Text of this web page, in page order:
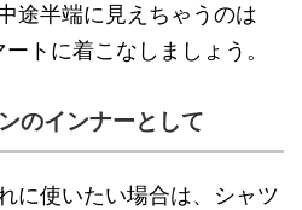
途半端に見えちゃうのは
トに着こなしましょう。
のインナーとして
に使いたい場合は、シャツ